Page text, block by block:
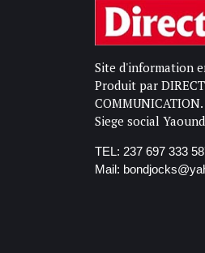
Site d'information
Produit par
COMMUNICATION.
Siege social
TEL: 237 697 333
Mail: